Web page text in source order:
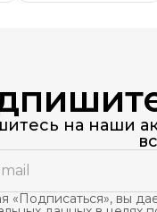
на наши
«Подписаться», вы